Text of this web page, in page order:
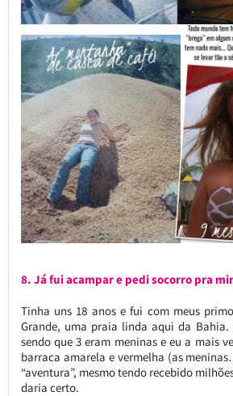
8. Já fui acampar e pedi socorro pra
Tinha uns 18 anos e fui com meus
Grande, uma praia linda aqui da Bahia.
sendo que 3 eram meninas e eu a mais
barraca amarela e vermelha (as
“aventura”, mesmo tendo recebido
daria certo.